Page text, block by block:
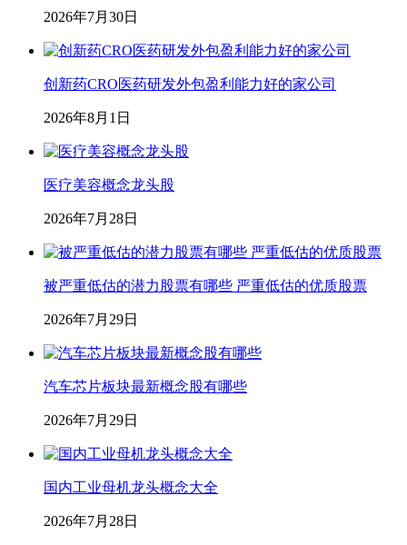
2026年7月30日
创新药CRO医药研发外包盈利能力好的家公司
2026年8月1日
医疗美容概念龙头股
2026年7月28日
被严重低估的潜力股票有哪些 严重低估的优质股票
2026年7月29日
汽车芯片板块最新概念股有哪些
2026年7月29日
国内工业母机龙头概念大全
2026年7月28日